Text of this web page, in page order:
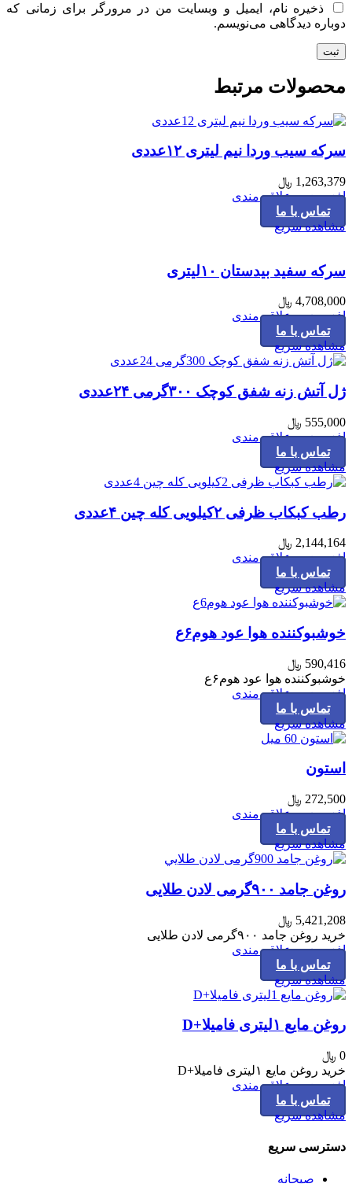
ذخیره نام، ایمیل و وبسایت من در مرورگر برای زمانی که
دوباره دیدگاهی می‌نویسم.
محصولات مرتبط
سرکه سیب وردا نیم لیتری ۱۲عددی
1,263,379 ﷼
افزودن به علاقه مندی
تماس با ما
مشاهده سریع
سرکه سفید بیدستان ۱۰لیتری
4,708,000 ﷼
افزودن به علاقه مندی
تماس با ما
مشاهده سریع
ژل آتش زنه شفق کوچک ۳۰۰گرمی ۲۴عددی
555,000 ﷼
افزودن به علاقه مندی
تماس با ما
مشاهده سریع
رطب کبکاب ظرفی ۲کیلویی کله چین ۴عددی
2,144,164 ﷼
افزودن به علاقه مندی
تماس با ما
مشاهده سریع
خوشبوکننده هوا عود هوم۶ع
590,416 ﷼
خوشبوکننده هوا عود هوم۶ع
افزودن به علاقه مندی
تماس با ما
مشاهده سریع
استون
272,500 ﷼
افزودن به علاقه مندی
تماس با ما
مشاهده سریع
روغن جامد ۹۰۰گرمی لادن طلایی
5,421,208 ﷼
خرید روغن جامد ۹۰۰گرمی لادن طلایی
افزودن به علاقه مندی
تماس با ما
مشاهده سریع
روغن مایع ۱لیتری فامیلا+D
0 ﷼
خرید روغن مایع ۱لیتری فامیلا+D
افزودن به علاقه مندی
تماس با ما
مشاهده سریع
دسترسی سریع
صبحانه